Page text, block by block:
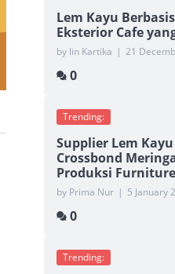
Lem Kayu
Eksterior Cafe
by Iin Kartika | 21
0
Trending:
Supplier Lem
Crossbond
Produksi Furniture
by Prima Nur | 5 January
0
Trending: